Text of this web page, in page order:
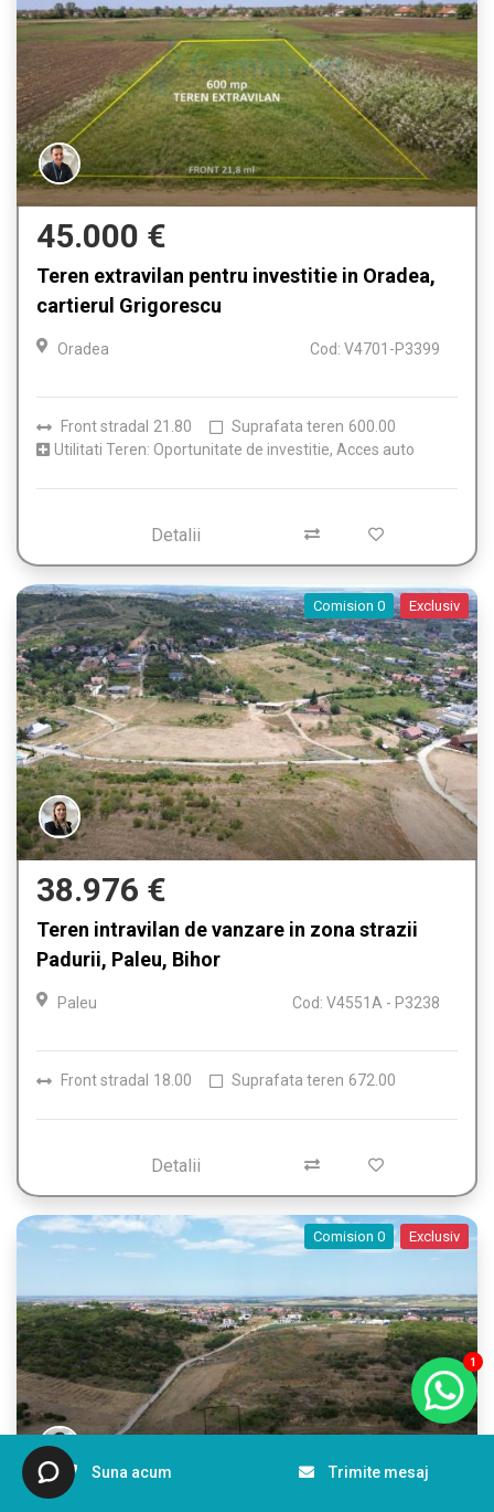
1
45.000 €
Teren extravilan pentru investitie in Oradea,
cartierul Grigorescu
Oradea Cod: V4701-P3399
Front stradal 21.80 Suprafata teren 600.00
Utilitati Teren: Oportunitate de investitie, Acces auto
Detalii
Comision 0 Exclusiv
38.976 €
Teren intravilan de vanzare in zona strazii
Padurii, Paleu, Bihor
Paleu Cod: V4551A - P3238
Front stradal 18.00 Suprafata teren 672.00
Detalii
Comision 0 Exclusiv
Suna acum Trimite mesaj